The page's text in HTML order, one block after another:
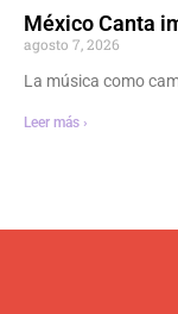
México Canta
agosto 7, 2026
La música como
Leer más ›